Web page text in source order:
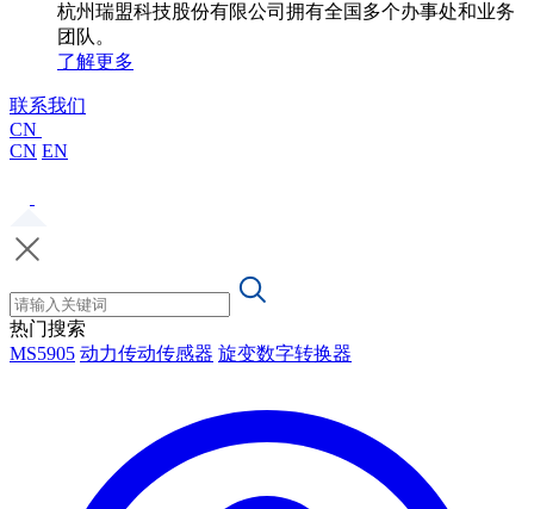
杭州瑞盟科技股份有限公司拥有全国多个办事处和业务
团队。
了解更多
联系我们
CN
CN EN
热门搜索
MS5905 动力传动传感器 旋变数字转换器